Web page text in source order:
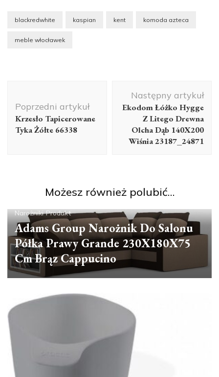
blackredwhite kaspian kent komoda azteca
meble włocławek
wpisu
Poprzedni artykuł
Krzesło Tapicerowane
Tyka Żółte 66338
Następny artykuł
Ekodom Łóżko Hygge
Z Litego Drewna
Olcha Dąb 140X200
Wiśnia 23187_24871
Możesz również polubić…
Narożniki Produkt
Adams Group Narożnik Do Salonu
Półka Prawy Grande 230X180X75
Cm Brąz Cappucino